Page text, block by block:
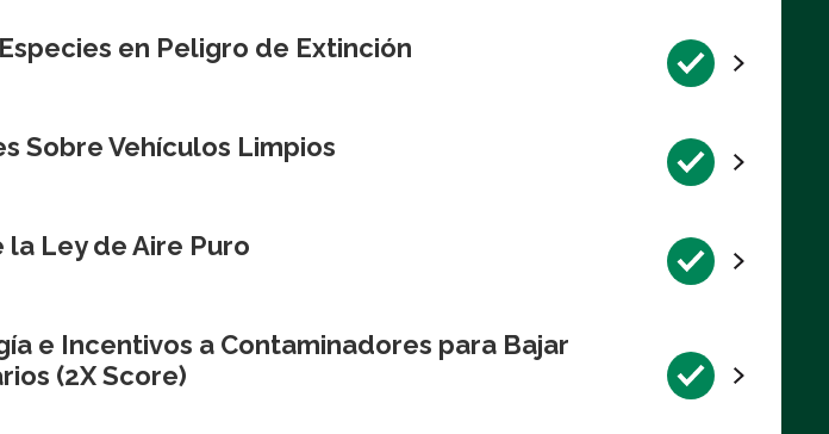
en Peligro de Extinción
Sobre Vehículos Limpios
Ley de Aire Puro
e Incentivos a Contaminadores para Bajar
(2X Score)